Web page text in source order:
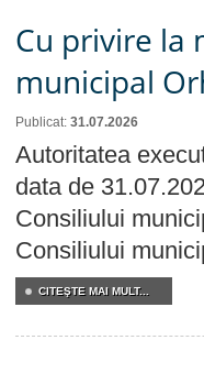
Cu privire la
municipal
Publicat: 31.07.2026
Autoritatea
data de
Consiliului
Consiliului
CITEŞTE MAI MULT...